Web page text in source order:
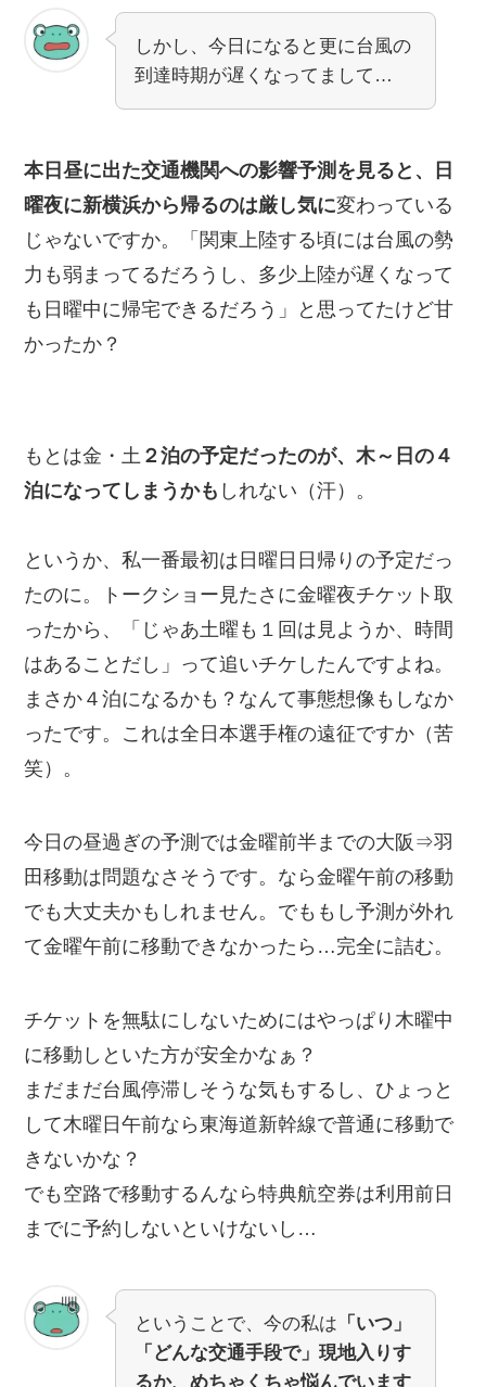
しかし、今日になると更に台風の
到達時期が遅くなってまして…
本日昼に出た交通機関への影響予測を見ると、日
曜夜に新横浜から帰るのは厳し気に変わっている
じゃないですか。「関東上陸する頃には台風の勢
力も弱まってるだろうし、多少上陸が遅くなって
も日曜中に帰宅できるだろう」と思ってたけど甘
かったか？
もとは金・土 ２泊の予定だったのが、木～日の４
泊になってしまうかも しれない（汗）。
というか、私一番最初は日曜日日帰りの予定だっ
たのに。トークショー見たさに金曜夜チケット取
ったから、「じゃあ土曜も１回は見ようか、時間
はあることだし」って追いチケしたんですよね。
まさか４泊になるかも？なんて事態想像もしなか
ったです。これは全日本選手権の遠征ですか（苦
笑）。
今日の昼過ぎの予測では金曜前半までの大阪⇒羽
田移動は問題なさそうです。なら金曜午前の移動
でも大丈夫かもしれません。でももし予測が外れ
て金曜午前に移動できなかったら…完全に詰む。
チケットを無駄にしないためにはやっぱり木曜中
に移動しといた方が安全かなぁ？
まだまだ台風停滞しそうな気もするし、ひょっと
して木曜日午前なら東海道新幹線で普通に移動で
きないかな？
でも空路で移動するんなら特典航空券は利用前日
までに予約しないといけないし…
ということで、今の私は 「いつ」
「どんな交通手段で」現地入りす
るか、めちゃくちゃ悩んでいます